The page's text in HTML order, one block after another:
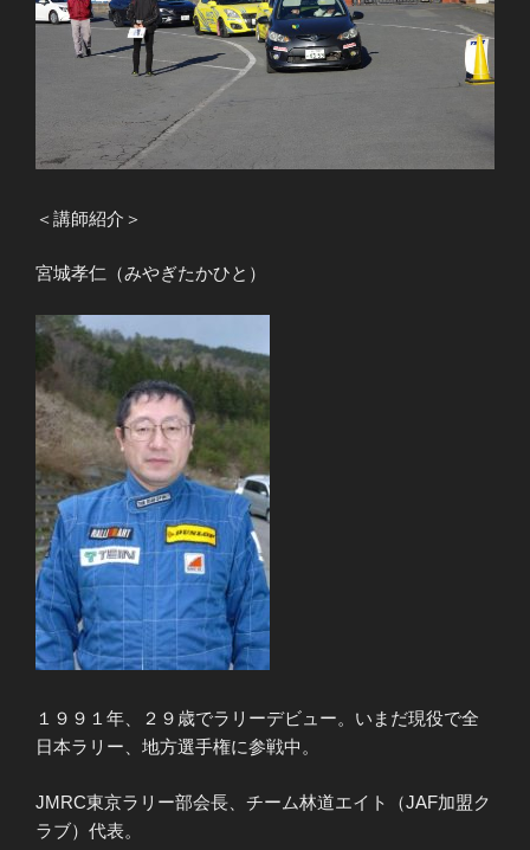
＜講師紹介＞
宮城孝仁（みやぎたかひと）
１９９１年、２９歳でラリーデビュー。いまだ現役で全
日本ラリー、地方選手権に参戦中。
JMRC東京ラリー部会長、チーム林道エイト（JAF加盟ク
ラブ）代表。